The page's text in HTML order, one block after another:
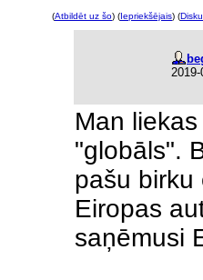
(Atbildēt uz šo) (Iepriekšējais) (
Man
"globāls".
pašu birku
Eiropas
saņēmusi